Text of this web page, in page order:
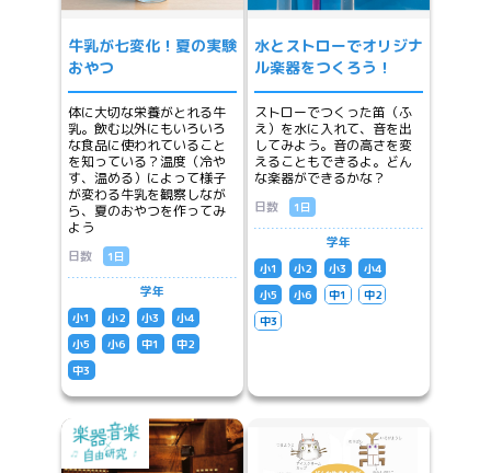
牛乳が七変化！夏の実験
おやつ
体に大切な栄養がとれる牛
乳。飲む以外にもいろいろ
な食品に使われていること
を知っている？温度（冷や
す、温める）によって様子
が変わる牛乳を観察しなが
ら、夏のおやつを作ってみ
よう
日数 1日
学年
小1 小2 小3
小4
小5
小6 中1
中2
中3
水とストローでオリジナ
ル楽器をつくろう！
ストローでつくった笛（ふ
え）を水に入れて、音を出
してみよう。音の高さを変
えることもできるよ。どん
な楽器ができるかな？
日数 1日
学年
小1 小2 小3
小4
小5
小6 中1
中2
中3